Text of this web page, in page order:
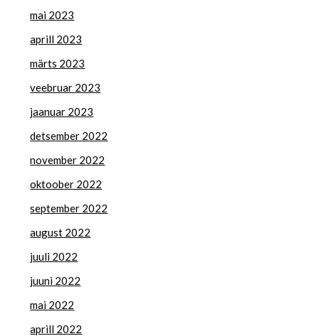
mai 2023
aprill 2023
märts 2023
veebruar 2023
jaanuar 2023
detsember 2022
november 2022
oktoober 2022
september 2022
august 2022
juuli 2022
juuni 2022
mai 2022
aprill 2022